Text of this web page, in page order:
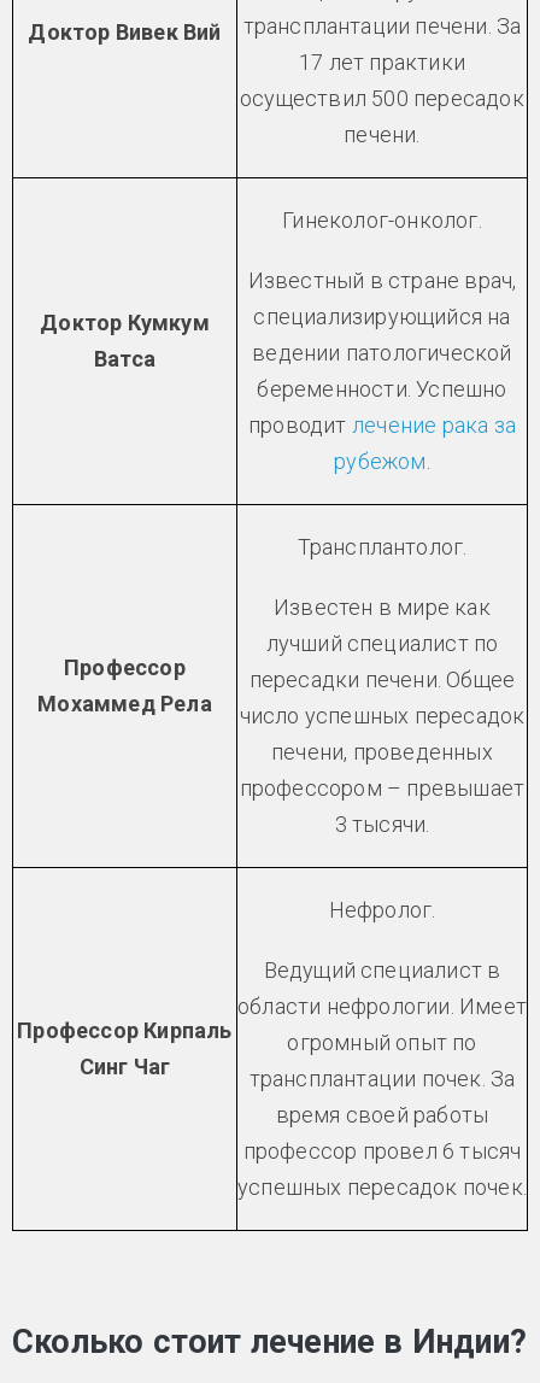
Доктор Вивек Вий
трансплантации печени. За
17 лет практики
осуществил 500 пересадок
печени.
Доктор Кумкум
Ватса
Гинеколог-онколог.
Известный в стране врач,
специализирующийся на
ведении патологической
беременности. Успешно
проводит лечение рака за
рубежом
Профессор
Мохаммед Рела
Трансплантолог.
Известен в мире как
лучший специалист по
пересадки печени. Общее
число успешных пересадок
печени, проведенных
профессором – превышает
3 тысячи.
Профессор Кирпаль
Синг Чаг
Нефролог.
Ведущий специалист в
области нефрологии. Имеет
огромный опыт по
трансплантации почек. За
время своей работы
профессор провел 6 тысяч
успешных пересадок почек.
Сколько стоит лечение в Индии?